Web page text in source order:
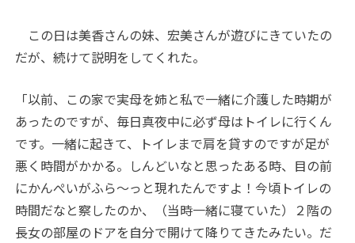
この日は美香さんの妹、宏美さんが遊びにきていたの
だが、続けて説明をしてくれた。
「以前、この家で実母を姉と私で一緒に介護した時期が
あったのですが、毎日真夜中に必ず母はトイレに行くん
です。一緒に起きて、トイレまで肩を貸すのですが足が
悪く時間がかかる。しんどいなと思ったある時、目の前
にかんぺいがふら～っと現れたんですよ！今頃トイレの
時間だなと察したのか、（当時一緒に寝ていた）２階の
長女の部屋のドアを自分で開けて降りてきたみたい。だ